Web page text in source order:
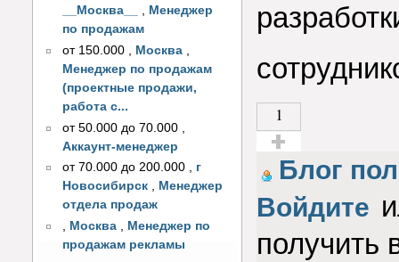
__Москва__
, Менеджер
по продажам
от 150.000
Москва
Менеджер по продажам
(проектные продажи,
работа с...
от 50.000 до 70.000
Аккаунт-менеджер
от 70.000 до 200.000 , г
Новосибирск , Менеджер
отдела продаж
, Москва , Менеджер по
продажам рекламы
1
Голос за!
Блог
Войдите
получить